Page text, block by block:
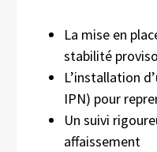
La mise en
stabilité
L’installation
IPN) pour
Un suivi
affaissement